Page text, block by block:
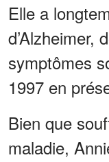
Elle a
d’Alzheimer,
symptômes
1997 en
Bien que
maladie,